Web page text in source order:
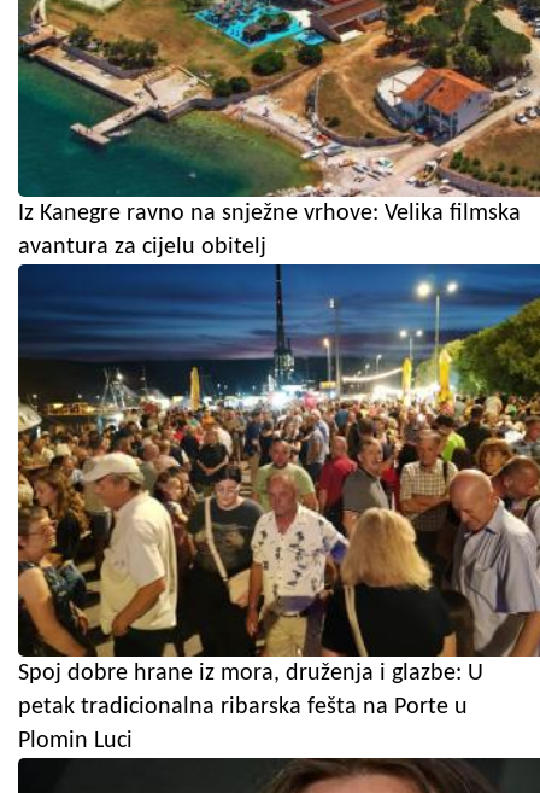
Iz Kanegre ravno na snježne vrhove: Velika filmska
avantura za cijelu obitelj
Spoj dobre hrane iz mora, druženja i glazbe: U
petak tradicionalna ribarska fešta na Porte u
Plomin Luci